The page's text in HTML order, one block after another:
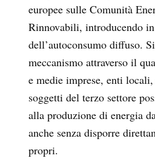
europee sulle Comunità
Rinnovabili, introducendo
dell’autoconsumo diffuso.
meccanismo attraverso il
e medie imprese, enti
soggetti del terzo settore
alla produzione di energia
anche senza disporre
propri.